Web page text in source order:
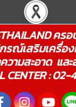
ค
รณ์เสริมเครื่อ
ามสะอาด และ
CENTER :